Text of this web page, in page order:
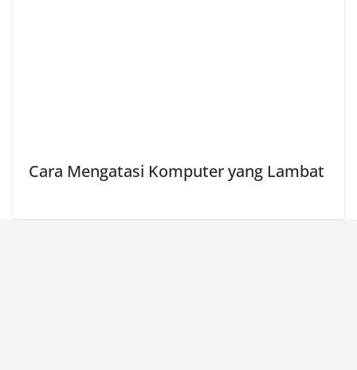
Cara Mengatasi Komputer yang Lambat